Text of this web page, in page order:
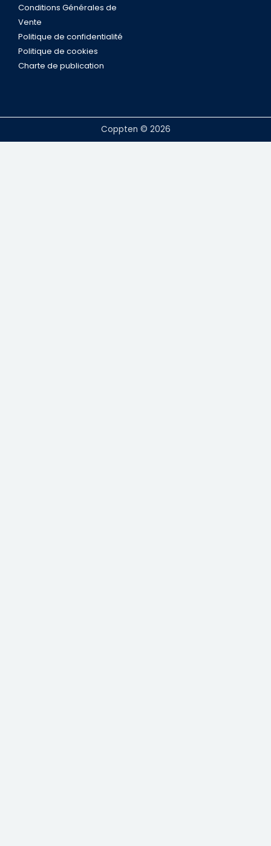
Conditions Générales de
Vente
Politique de confidentialité
Politique de cookies
Charte de publication
Coppten © 2026